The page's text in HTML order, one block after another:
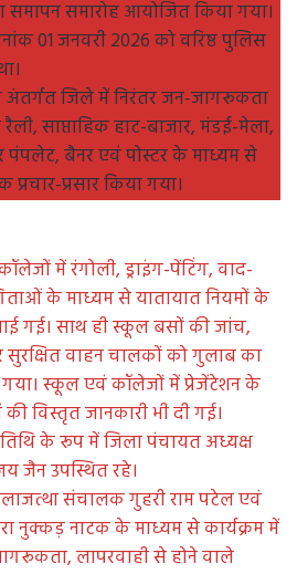
समारोह आयोजित किया गया।
01 जनवरी 2026 को वरिष्ठ पुलिस
के अंतर्गत जिले में निरंतर जन-जागरूकता
साप्ताहिक हाट-बाजार, मंडई-मेला,
पंपलेट, बैनर एवं पोस्टर के माध्यम से
प्रसार किया गया।
में रंगोली, ड्राइंग-पेंटिंग, वाद-
के माध्यम से यातायात नियमों के
गई। साथ ही स्कूल बसों की जांच,
वाहन चालकों को गुलाब का
स्कूल एवं कॉलेजों में प्रेजेंटेशन के
विस्तृत जानकारी भी दी गई।
के रूप में जिला पंचायत अध्यक्ष
जैन उपस्थित रहे।
संचालक गुहरी राम पटेल एवं
नुक्कड़ नाटक के माध्यम से कार्यक्रम में
लापरवाही से होने वाले